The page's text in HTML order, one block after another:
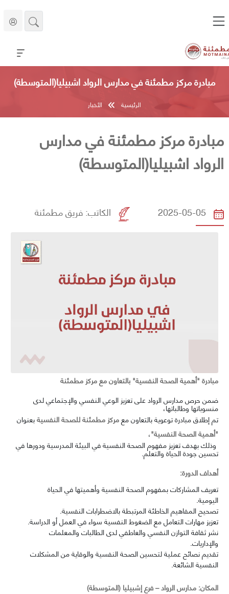
مبادرة مركز مطمئنة في مدارس الرواد اشبيليا(المتوسطة)
الرئيسية الأخبار
مبادرة مركز مطمئنة في مدارس
الرواد اشبيليا(المتوسطة)
2025-05-05 الكاتب:فريق مطمئنة
مبادرة "أهمية الصحة النفسية" بالتعاون مع مركز مطمئنة
ضمن حرص مدارس الرواد على تعزيز الوعي النفسي والإجتماعي لدى
منسوباتها وطالباتها،
تم إطلاق مبادرة توعوية بالتعاون مع مركز مطمئنة للصحة النفسيةبعنوان
"أهمية الصحة النفسية"،
وذلك بهدف تعزيز مفهوم الصحة النفسية في البيئة المدرسية ودورها في
تحسين جودة الحياة والتعلم.
أهداف الدورة:
تعريف المشاركات بمفهوم الصحة النفسية وأهميتها في الحياة
اليومية.
تصحيح المفاهيم الخاطئة المرتبطة بالاضطرابات النفسية.
تعزيز مهارات التعامل مع الضغوط النفسية سواء في العمل أو الدراسة.
نشر ثقافة التوازن النفسي والعاطفي لدى الطالبات والمعلمات
والإداريات.
تقديم نصائح عملية لتحسين الصحة النفسية والوقاية من المشكلات
النفسية الشائعة.
المكان: مدارس الرواد – فرع إشبيليا (المتوسطة)